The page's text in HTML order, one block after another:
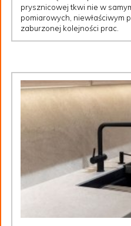
prysznicowej tkwi nie w
pomiarowych, niewłaściwym
zaburzonej kolejności prac.